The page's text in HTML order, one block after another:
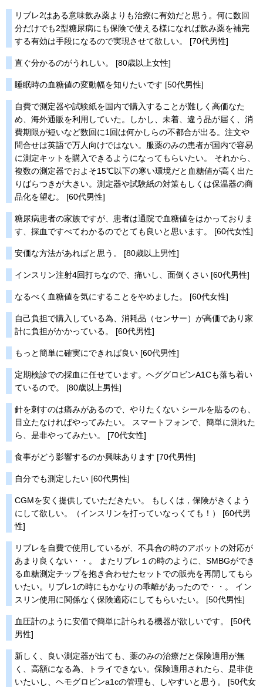
リブレ2はある意味飲み薬よりも治療に有効だと思う。何に数回
分だけでも2型糖尿病にも保険で使える様になれば飲み薬を補完
する有効は手段になるので実現させて欲しい。 [70代男性]
直ぐ分かるのがうれしい。 [80歳以上女性]
睡眠時の血糖値の変動幅を知りたいです [50代男性]
自費で測定器や試験紙を国内で購入することが難しく高価なた
め、海外通販を利用していた。しかし、未着、違う品が届く、消
費期限が短いなど数回に1回は何かしらの不都合が出る。注文や
問合せは英語で万人向けではない。服薬のみの患者が国内で容易
に測定キットを購入できるようになってもらいたい。 それから、
複数の測定器でおよそ15℃以下の寒い環境だと血糖値が高く出た
りばらつきが大きい。測定器や試験紙の対策もしくは保温器の商
品化を望む。 [60代男性]
糖尿病患者の家族ですが、患者は通院で血糖値をはかっておりま
す、採血ですべてわかるのでとても良いと思います。 [60代女性]
安価な方法があればと思う。 [80歳以上男性]
インスリン注射4回打ちなので、痛いし、面倒くさい [60代男性]
なるべく血糖値を気にすることをやめました。 [60代女性]
自己負担で購入している為、消耗品（センサー）が高価であり家
計に負担がかかっている。 [60代男性]
もっと簡単に確実にできれば良い [60代男性]
定期検診での採血に任せています。ヘググロビンA1Cも落ち着い
ているので。 [80歳以上男性]
針を刺すのは痛みがあるので、やりたくない シールを貼るのも、
目立たなければやってみたい。 スマートフォンで、簡単に測れた
ら、是非やってみたい。 [70代女性]
食事がどう影響するのか興味あります [70代男性]
自分でも測定したい [60代男性]
CGMを安く提供していただきたい。 もしくは，保険がきくよう
にして欲しい。（インスリンを打っていなっくても！） [60代男
性]
リブレを自費で使用しているが、不具合の時のアボットの対応が
あまり良くない・・。 またリブレ１の時のように、SMBGができ
る血糖測定チップを抱き合わせたセットでの販売を再開してもら
いたい。リブレ1の時にもかなりの乖離があったので・・。 イン
スリン使用に関係なく保険適応にしてもらいたい。 [50代男性]
血圧計のように安価で簡単に計られる機器が欲しいです。 [50代
男性]
新しく、良い測定器が出ても、薬のみの治療だと保険適用が無
く、高額になる為、トライできない。保険適用されたら、是非使
いたいし、ヘモグロビンa1cの管理も、しやすいと思う。 [50代女